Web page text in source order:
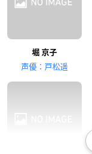
近藤玲奈
河野 桜
堀 京子
声優：戸松遥